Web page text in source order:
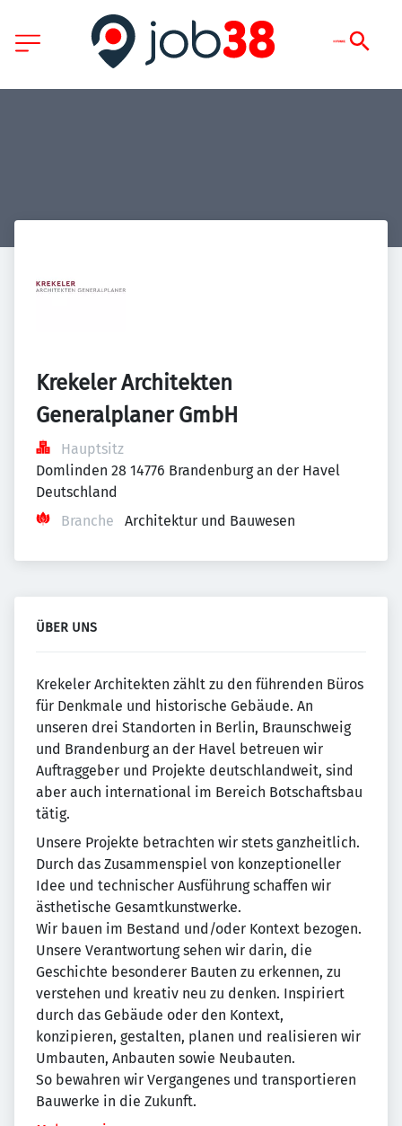
Krekeler Architekten
Generalplaner GmbH
Hauptsitz
Domlinden 28 14776 Brandenburg an der Havel
Deutschland
Branche
Architektur und Bauwesen
ÜBER UNS
Krekeler Architekten zählt zu den führenden Büros
für Denkmale und historische Gebäude. An
unseren drei Standorten in Berlin, Braunschweig
und Brandenburg an der Havel betreuen wir
Auftraggeber und Projekte deutschlandweit, sind
aber auch international im Bereich Botschaftsbau
tätig.
Unsere Projekte betrachten wir stets ganzheitlich.
Durch das Zusammenspiel von konzeptioneller
Idee und technischer Ausführung schaffen wir
ästhetische Gesamtkunstwerke.
Wir bauen im Bestand und/oder Kontext bezogen.
Unsere Verantwortung sehen wir darin, die
Geschichte besonderer Bauten zu erkennen, zu
verstehen und kreativ neu zu denken. Inspiriert
durch das Gebäude oder den Kontext,
konzipieren, gestalten, planen und realisieren wir
Umbauten, Anbauten sowie Neubauten.
So bewahren wir Vergangenes und transportieren
Bauwerke in die Zukunft.